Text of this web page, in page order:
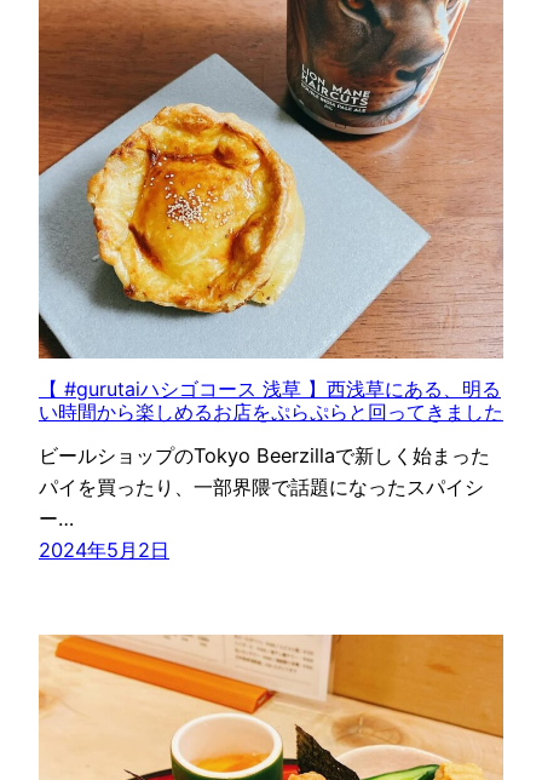
【 #gurutaiハシゴコース 浅草 】西浅草にある、明る
い時間から楽しめるお店をぷらぷらと回ってきました
ビールショップのTokyo Beerzillaで新しく始まった
パイを買ったり、一部界隈で話題になったスパイシ
ー…
2024年5月2日